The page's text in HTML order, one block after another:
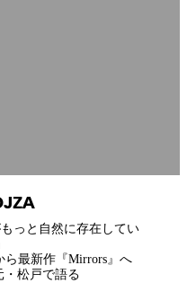
っと自然に存在してい
ら最新作『Mirrors』へ
・松戸で語る